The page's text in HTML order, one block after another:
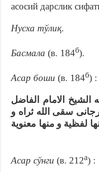
асосий дарслик
Нусха тўлиқ.
Басмала (в. 184б).
Асар боши (в. 184б) :
الشيخ الامام الفاضل
سقى الله ثراه و
لفظية و منها معنوية
Асар сўнги (в. 212а) :